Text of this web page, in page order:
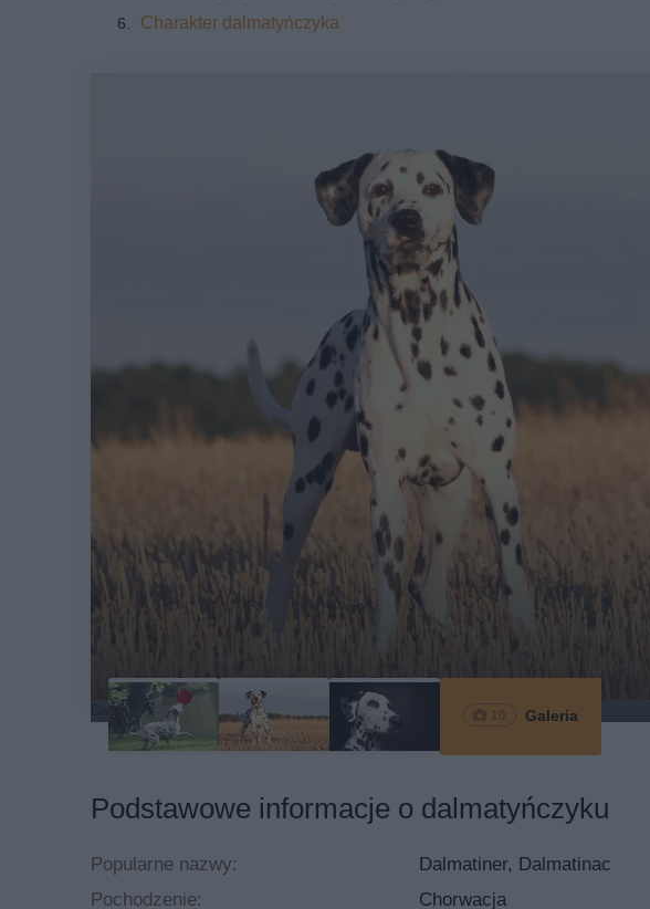
Charakter dalmatyńczyka
Dalmatyńczyk na polu. 10 Galeria
Podstawowe informacje o dalmatyńczyku
Popularne nazwy:
Dalmatiner, Dalmatinac
Pochodzenie:
Chorwacja